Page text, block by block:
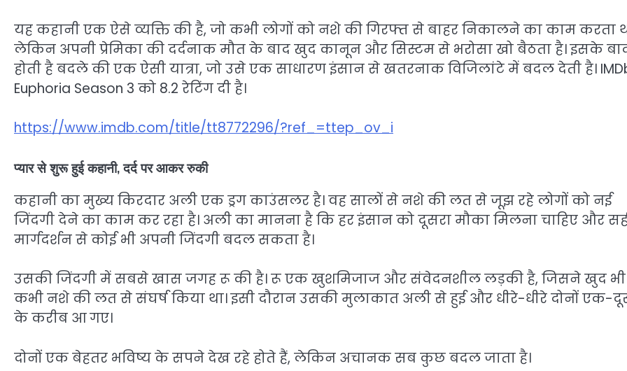
यह कहानी एक ऐसे व्यक्ति की है, जो कभी लोगों को नशे की गिरफ्त से बाहर निकालने का काम करता
लेकिन अपनी प्रेमिका की दर्दनाक मौत के बाद खुद कानून और सिस्टम से भरोसा खो बैठता है। इसके
होती है बदले की एक ऐसी यात्रा, जो उसे एक साधारण इंसान से खतरनाक विजिलांटे में बदल देती है।
Euphoria Season 3 को 8.2 रेटिंग दी है।
https://www.imdb.com/title/tt8772296/?ref_=ttep_ov_i
प्यार से शुरू हुई कहानी, दर्द पर आकर रुकी
कहानी का मुख्य किरदार अली एक ड्रग काउंसलर है। वह सालों से नशे की लत से जूझ रहे लोगों को नई
जिंदगी देने का काम कर रहा है। अली का मानना है कि हर इंसान को दूसरा मौका मिलना चाहिए और
मार्गदर्शन से कोई भी अपनी जिंदगी बदल सकता है।
उसकी जिंदगी में सबसे खास जगह रू की है। रू एक खुशमिजाज और संवेदनशील लड़की है, जिसने खुद भी
कभी नशे की लत से संघर्ष किया था। इसी दौरान उसकी मुलाकात अली से हुई और धीरे-धीरे दोनों एक-
के करीब आ गए।
दोनों एक बेहतर भविष्य के सपने देख रहे होते हैं, लेकिन अचानक सब कुछ बदल जाता है।